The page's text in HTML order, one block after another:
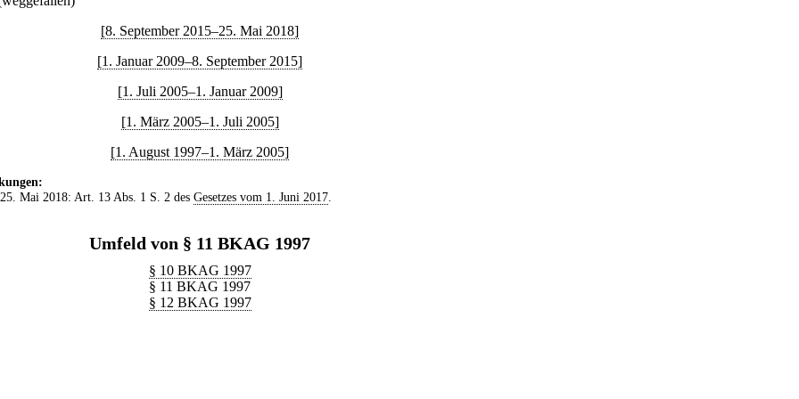
[8. September 2015–25. Mai 2018]
[1. Januar 2009–8. September 2015]
[1. Juli 2005–1. Januar 2009]
[1. März 2005–1. Juli 2005]
[1. August 1997–1. März 2005]
Mai 2018: Art. 13 Abs. 1 S. 2 des Gesetzes vom 1. Juni 2017.
Umfeld von § 11 BKAG 1997
§ 10 BKAG 1997
§ 11 BKAG 1997
§ 12 BKAG 1997